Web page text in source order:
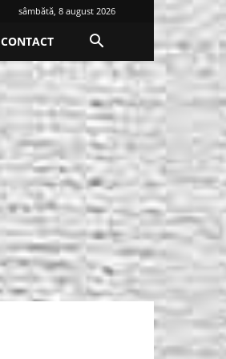
sâmbătă, 8 august 2026
CONTACT